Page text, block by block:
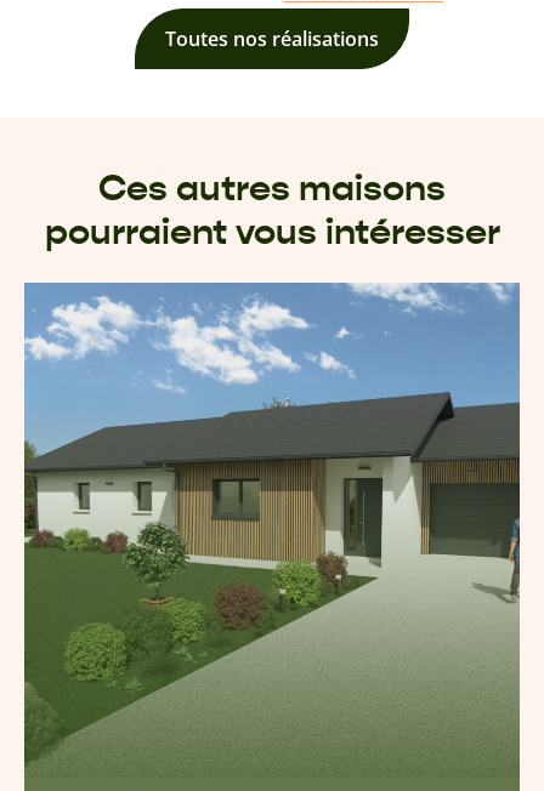
Toutes nos réalisations
Ces autres maisons
pourraient vous intéresser